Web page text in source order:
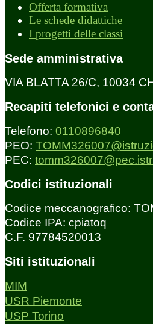
Offerta formativa
Le schede didattiche
I progetti delle classi
Sede amministrativa
VIA BLATTA 26/C, 10034
Recapiti telefonici e
Telefono: 0110896840
PEO:
PEC:
Codici istituzionali
Codice meccanografico:
Codice IPA: cpiatoq
C.F. 97784520013
Siti istituzionali
MIM
USR Piemonte
USP Torino